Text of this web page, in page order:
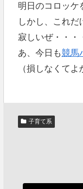
明日のコロッケ
しかし、これだ
寂しいぜ・・・
あ、今日も競馬
（損しなくてよ
子育て系